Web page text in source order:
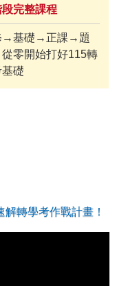
段完整課程
→基礎→正課→題
從零開始打好115轉
礎
轉學考作戰計畫！